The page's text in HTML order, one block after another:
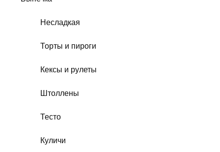
Несладкая
Торты и пироги
Кексы и рулеты
Штоллены
Тесто
Куличи